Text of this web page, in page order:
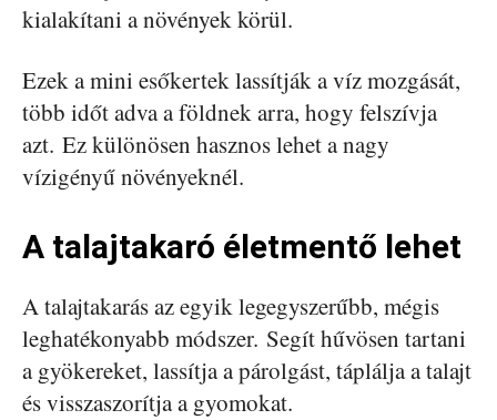
kialakítani a növények körül.
Ezek a mini esőkertek lassítják a víz mozgását,
több időt adva a földnek arra, hogy felszívja
azt. Ez különösen hasznos lehet a nagy
vízigényű növényeknél.
A talajtakaró életmentő lehet
A talajtakarás az egyik legegyszerűbb, mégis
leghatékonyabb módszer. Segít hűvösen tartani
a gyökereket, lassítja a párolgást, táplálja a talajt
és visszaszorítja a gyomokat.